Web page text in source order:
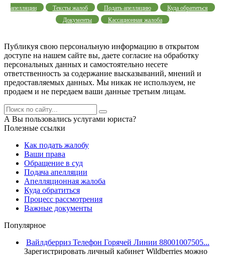
апелляции
Тексты жалоб Подать апелляцию
Куда обратиться
Документы
Кассационная жалоба
Публикуя свою персональную информацию в открытом
доступе на нашем сайте вы, даете согласие на обработку
персональных данных и самостоятельно несете
ответственность за содержание высказываний, мнений и
предоставляемых данных. Мы никак не используем, не
продаем и не передаем ваши данные третьим лицам.
А Вы пользовались услугами юриста?
Полезные ссылки
Как подать жалобу
Ваши права
Обращение в суд
Подача апелляции
Апелляционная жалоба
Куда обратиться
Процесс рассмотрения
Важные документы
Популярное
Вайлдберриз Телефон Горячей Линии 88001007505...
Зарегистрировать личный кабинет Wildberries можно